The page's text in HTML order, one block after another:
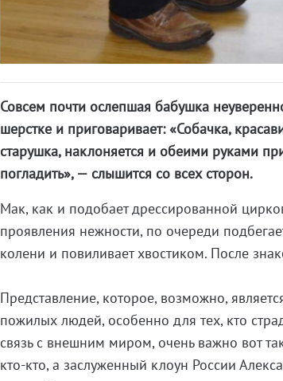
Совсем почти ослепшая бабушка
шерстке и приговаривает: «Собачка,
старушка, наклоняется и обеими руками
погладить», — слышится со всех сторон.
Мак, как и подобает дрессированной
проявления нежности, по очереди
колени и повиливает хвостиком. После
Представление, которое, возможно,
пожилых людей, особенно для тех, кто
связь с внешним миром, очень важно вот
кто-кто, а заслуженный клоун России